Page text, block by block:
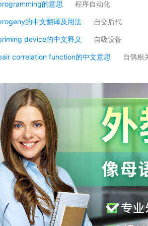
的意思 程序自动化
的中文翻译及用法 自交后代
device的中文释义 自吸设备
correlation function的中文意思 自偶相